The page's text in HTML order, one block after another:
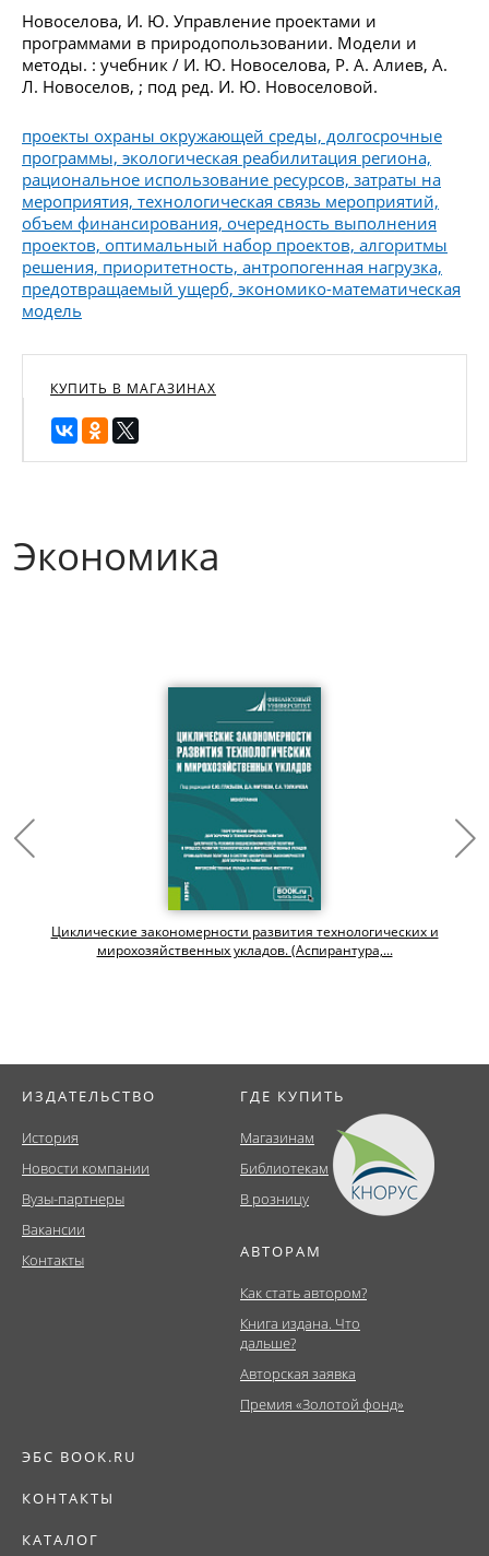
Новоселова, И. Ю. Управление проектами и
программами в природопользовании. Модели и
методы. : учебник / И. Ю. Новоселова, Р. А. Алиев, А.
Л. Новоселов, ; под ред. И. Ю. Новоселовой.
проекты охраны окружающей среды, долгосрочные
программы, экологическая реабилитация региона,
рациональное использование ресурсов, затраты на
мероприятия, технологическая связь мероприятий,
объем финансирования, очередность выполнения
проектов, оптимальный набор проектов, алгоритмы
решения, приоритетность, антропогенная нагрузка,
предотвращаемый ущерб, экономико-математическая
модель
КУПИТЬ В МАГАЗИНАХ
Экономика
Циклические закономерности развития технологических и
мирохозяйственных укладов. (Аспирантура,...
ИЗДАТЕЛЬСТВО
История
Новости компании
Вузы-партнеры
Вакансии
Контакты
ГДЕ КУПИТЬ
Магазинам
Библиотекам
В розницу
АВТОРАМ
Как стать автором?
Книга издана. Что
дальше?
Авторская заявка
Премия «Золотой фонд»
ЭБС BOOK.RU
КОНТАКТЫ
КАТАЛОГ